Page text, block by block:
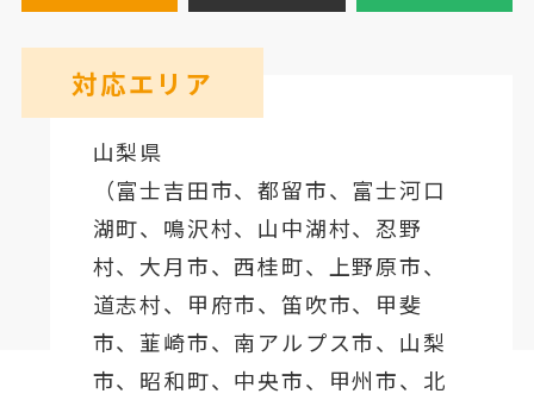
対応エリア
山梨県
（富士吉田市、都留市、 富士河口
湖町、鳴沢村、山中湖村、忍野
村、 大月市、西桂町、上野原市、
道志村、 甲府市、笛吹市、甲斐
市、韮崎市、南アルプス市、山梨
市、昭和町、中央市、甲州市、北